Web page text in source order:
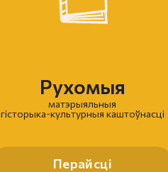
Рухомыя
матэрыяльныя
гiсторыка-культурныя каштоўнасці
Перайсці